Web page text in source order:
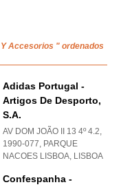
Accesorios " ordenados
Adidas Portugal -
Artigos De Desporto,
S.a.
AV DOM JOÃO II 13 4º 4.2,
1990-077, PARQUE
NACOES LISBOA, LISBOA
Confespanha -